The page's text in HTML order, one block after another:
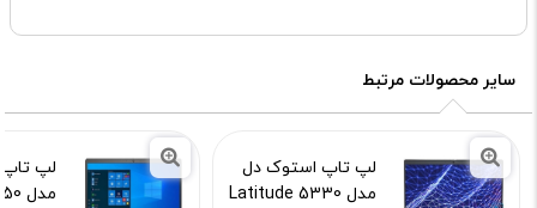
سایر محصولات مرتبط
لپ تاپ استوک دل
مدل Latitude 5330
لپ
مدل Precision 7550